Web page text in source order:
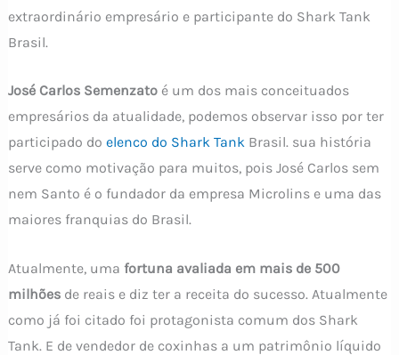
extraordinário empresário e participante do Shark Tank
Brasil.
José Carlos Semenzatoé um dos mais conceituados
empresários da atualidade, podemos observar isso por ter
participado do elenco do Shark TankBrasil. sua história
serve como motivação para muitos, pois José Carlos sem
nem Santo é o fundador da empresa Microlins e uma das
maiores franquias do Brasil.
Atualmente, uma fortuna avaliada em mais de 500
milhões de reais e diz ter a receita do sucesso. Atualmente
como já foi citado foi protagonista comum dos Shark
Tank. E de vendedor de coxinhas a um patrimônio líquido